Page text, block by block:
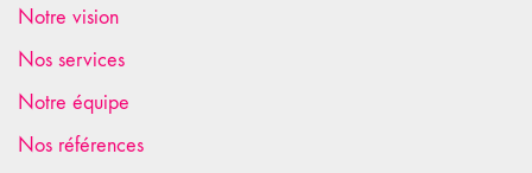
Notre vision
Nos services
Notre équipe
Nos références